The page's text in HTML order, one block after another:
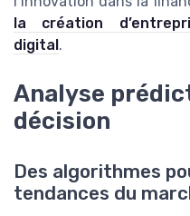
la création
digital.
Analyse
décision
Des algorithmes
tendances du